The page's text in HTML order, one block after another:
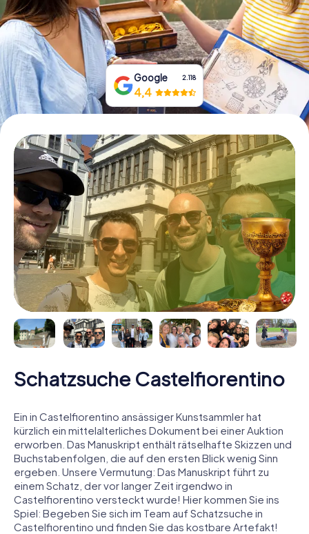
Gutscheine bestellen
Google 2.118
4,4
Schatzsuche Castelfiorentino
Ein in Castelfiorentino ansässiger Kunstsammler hat
kürzlich ein mittelalterliches Dokument bei einer Auktion
erworben. Das Manuskript enthält rätselhafte Skizzen und
Buchstabenfolgen, die auf den ersten Blick wenig Sinn
ergeben. Unsere Vermutung: Das Manuskript führt zu
einem Schatz, der vor langer Zeit irgendwo in
Castelfiorentino versteckt wurde! Hier kommen Sie ins
Spiel: Begeben Sie sich im Team auf Schatzsuche in
Castelfiorentino und finden Sie das kostbare Artefakt!